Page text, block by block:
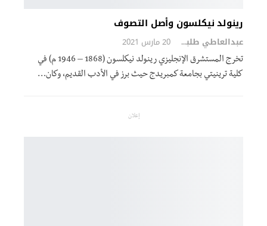
رينولد نيكلسون وأصل التصوف
عبدالعاطي طلبة 20 مارس 2021
تخرج المستشرق الإنجليزي رينولد نيكلسون (1868 – 1946 م) في
كلية ترينيتي بجامعة كمبريدج حيث برز في الأدب القديم، وكان…
إعلان